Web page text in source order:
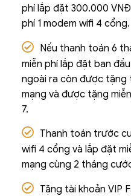
phí lắp đặt 300.000
phí 1 modem wifi 4 cổng.
Nếu thanh toán 6
miễn phí lắp đặt ban
ngoài ra còn được tặng
mạng và được tặng
7.
Thanh toán trước
wifi 4 cổng và lắp đặt
mạng cùng 2 tháng
Tặng tài khoản VIP